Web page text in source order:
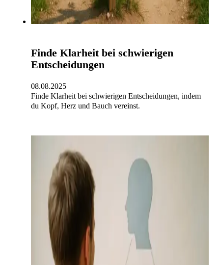
Finde Klarheit bei schwierigen
Entscheidungen
08.08.2025
Finde Klarheit bei schwierigen Entscheidungen, indem
du Kopf, Herz und Bauch vereinst.